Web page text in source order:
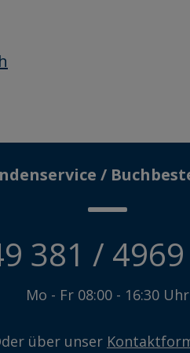
/
381 /
Mo - Fr 08:00 - 16:30 Uhr
über unser